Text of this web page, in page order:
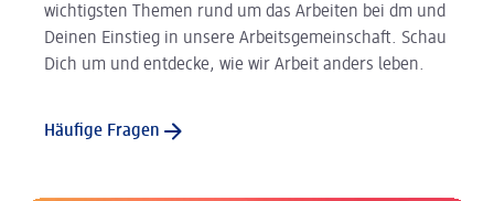
wichtigsten Themen rund um das Arbeiten bei dm und
Deinen Einstieg in unsere Arbeitsgemeinschaft. Schau
Dich um und entdecke, wie wir Arbeit anders leben.
Häufige Fragen